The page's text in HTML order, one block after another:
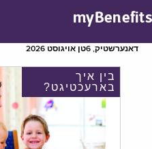
myBenefits
דאנערשטיק, 6טן אויגוסט 2026
בין איך
בארעכטיגט?